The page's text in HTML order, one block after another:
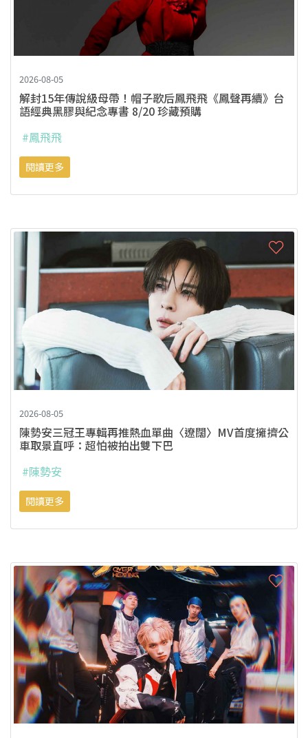
2026-08-05
解封15年傳說級母帶！帽子歌后鳳飛飛《鳳聲再續》台
語經典黑膠與紀念專書 8/20 珍藏預購
#鳳飛飛
閱讀更多
2026-08-05
陳勢安三冠王專輯再推熱血單曲〈遼闊〉MV首度擁擠公
車取景直呼：超怕被拍出雙下巴
#陳勢安
閱讀更多